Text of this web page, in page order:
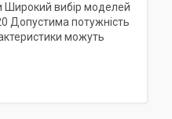
Широкий вибір моделей
Допустима потужність
можуть